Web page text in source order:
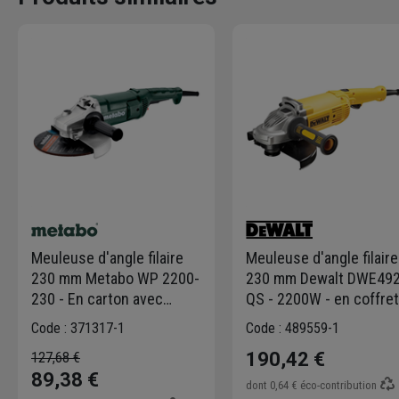
Meuleuse d'angle filaire
230 mm Metabo WP 2200-
230 - En carton avec
poignée supplémentaire
Code : 371317-1
127,68 €
89,38 €
Meuleuse d'angle filaire
230 mm Dewalt
QS - 2200W - en coffret
Code : 489559-1
190,42 €
dont 0,64 € éco-contribution